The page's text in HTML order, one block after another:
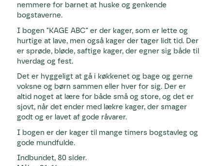
nemmere for barnet at huske og genkende
bogstaverne.
I bogen "KAGE ABC" er der kager, som er lette og
hurtige at lave, men også kager der tager lidt tid. Der
er sprøde, bløde, saftige kager, der egner sig både til
hverdag og fest.
Det er hyggeligt at gå i køkkenet og bage og gerne
voksne og børn sammen eller hver for sig. Der er
altid noget at lære for både små og store, og det er
sjovt, når det ender med lækre kager, der smager
godt og er lavet af gode råvarer.
I bogen er der kager til mange timers bogstavleg og
gode mundfulde.
Indbundet, 80 sider.